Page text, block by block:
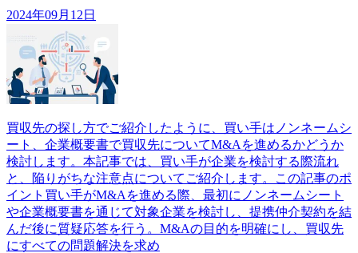
2024年09月12日
買収先の探し方でご紹介したように、買い手はノンネームシ
ート、企業概要書で買収先についてM&Aを進めるかどうか
検討します。本記事では、買い手が企業を検討する際流れ
と、陥りがちな注意点についてご紹介します。この記事のポ
イント買い手がM&Aを進める際、最初にノンネームシート
や企業概要書を通じて対象企業を検討し、提携仲介契約を結
んだ後に質疑応答を行う。M&Aの目的を明確にし、買収先
にすべての問題解決を求め